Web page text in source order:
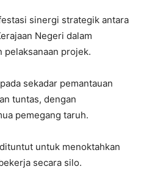
sinergi strategik antara
Negeri dalam
pelaksanaan projek.
sekadar pemantauan
tuntas, dengan
pemegang taruh.
untuk menoktahkan
secara silo.